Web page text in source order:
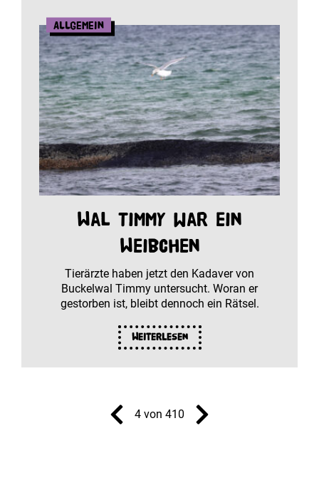
Allgemein
Wal Timmy war ein
Weibchen
Tierärzte haben jetzt den Kadaver von
Buckelwal Timmy untersucht. Woran er
gestorben ist, bleibt dennoch ein Rätsel.
Weiterlesen
4 von 410